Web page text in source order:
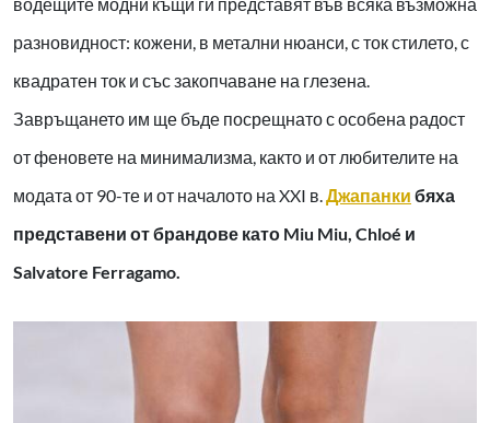
разновидност: кожени, в метални нюанси, с ток стилето, с
квадратен ток и със закопчаване на глезена.
Завръщането им ще бъде посрещнато с особена радост
от феновете на минимализма, както и от любителите на
модата от 90-те и от началото на XXI в.Джапанки бяха
представени от брандове като Miu Miu, Chloé и
Salvatore Ferragamo.